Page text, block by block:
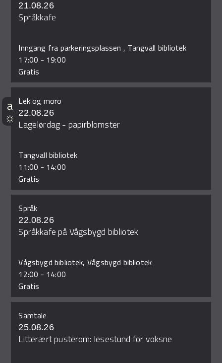
21.08.26
Språkkafe
Inngang fra parkeringsplassen , Tangvall bibliotek
17:00 - 19:00
Gratis
Lek og moro
22.08.26
Lagelørdag - papirblomster
Tangvall bibliotek
11:00 - 14:00
Gratis
Språk
22.08.26
Språkkafe på Vågsbygd bibliotek
Vågsbygd bibliotek, Vågsbygd bibliotek
12:00 - 14:00
Gratis
Samtale
25.08.26
Litterært pusterom: lesestund for voksne